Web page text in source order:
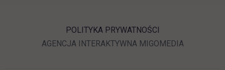
POLITYKA PRYWATNOŚCI
AGENCJA INTERAKTYWNALINK OTWIERA SIĘ W
MIGOMEDIALINK